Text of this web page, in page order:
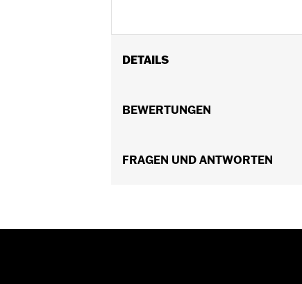
DETAILS
Installationsanleitung
In der Box:Abdeckung für
BEWERTUNGEN
FRAGEN UND ANTWORTEN